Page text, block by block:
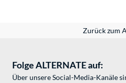
Zurück zum
Folge ALTERNATE auf:
Über unsere Social-Media-Kanäle